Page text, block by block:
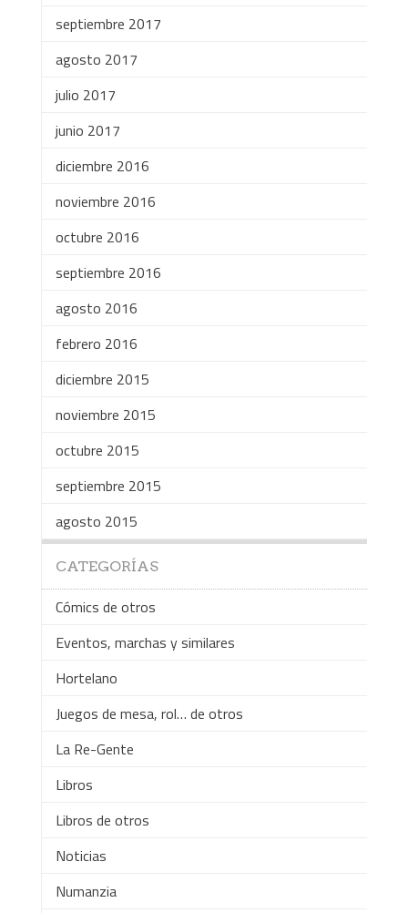
septiembre 2017
agosto 2017
julio 2017
junio 2017
diciembre 2016
noviembre 2016
octubre 2016
septiembre 2016
agosto 2016
febrero 2016
diciembre 2015
noviembre 2015
octubre 2015
septiembre 2015
agosto 2015
CATEGORÍAS
Cómics de otros
Eventos, marchas y similares
Hortelano
Juegos de mesa, rol… de otros
La Re-Gente
Libros
Libros de otros
Noticias
Numanzia